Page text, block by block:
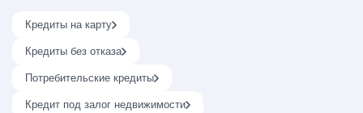
Кредиты на карту
Кредиты без отказа
Потребительские кредиты
Кредит под залог недвижимости